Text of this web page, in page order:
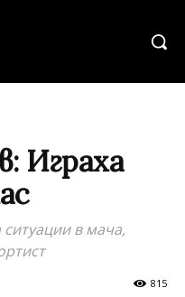
Играха
в мача,
815